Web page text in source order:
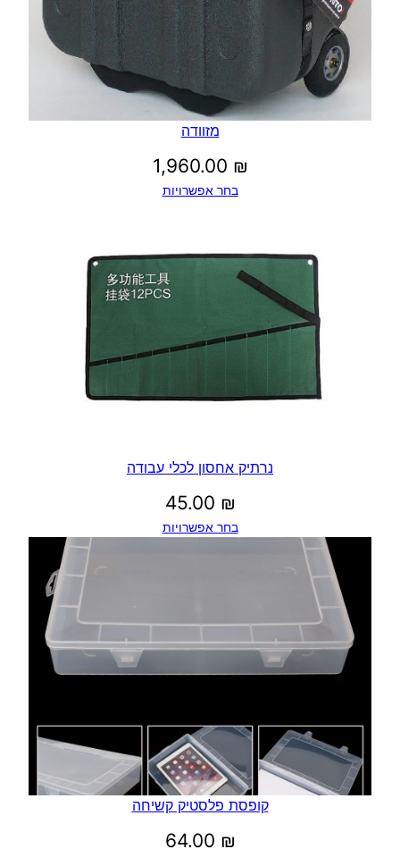
מזוודה
1,960.00 ₪
בחר אפשרויות
נרתיק אחסון לכלי עבודה
45.00 ₪
בחר אפשרויות
קופסת פלסטיק קשיחה
64.00 ₪